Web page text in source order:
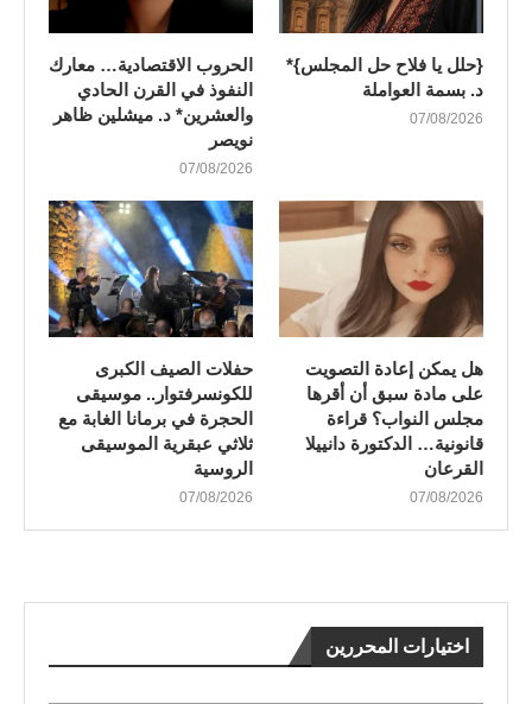
{حلل يا فلاح حل المجلس}*
د. بسمة العواملة
07/08/2026
الحروب الاقتصادية… معارك
النفوذ في القرن الحادي
والعشرين* د. ميشلين ظاهر
نويصر
07/08/2026
هل يمكن إعادة التصويت
على مادة سبق أن أقرها
مجلس النواب؟ قراءة
قانونية… الدكتورة دانييلا
القرعان
07/08/2026
​حفلات الصيف الكبرى
للكونسرفتوار.. موسيقى
الحجرة في برمانا الغابة مع
ثلاثي عبقرية الموسيقى
الروسية
07/08/2026
اختيارات المحررين